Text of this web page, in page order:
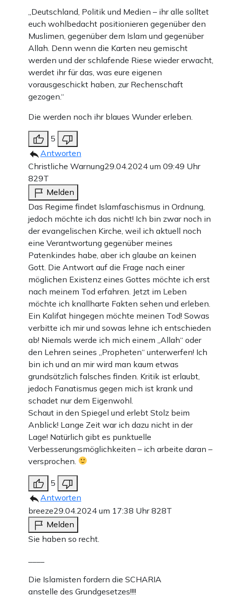
„Deutschland, Politik und Medien – ihr alle solltet
euch wohlbedacht positionieren gegenüber den
Muslimen, gegenüber dem Islam und gegenüber
Allah. Denn wenn die Karten neu gemischt
werden und der schlafende Riese wieder erwacht,
werdet ihr für das, was eure eigenen
vorausgeschickt haben, zur Rechenschaft
gezogen.“
Die werden noch ihr blaues Wunder erleben.
5
Antworten
Christliche Warnung29.04.2024 um 09:49 Uhr
829T
Melden
Das Regime findet Islamfaschismus in Ordnung,
jedoch möchte ich das nicht! Ich bin zwar noch in
der evangelischen Kirche, weil ich aktuell noch
eine Verantwortung gegenüber meines
Patenkindes habe, aber ich glaube an keinen
Gott. Die Antwort auf die Frage nach einer
möglichen Existenz eines Gottes möchte ich erst
nach meinem Tod erfahren. Jetzt im Leben
möchte ich knallharte Fakten sehen und erleben.
Ein Kalifat hingegen möchte meinen Tod! Sowas
verbitte ich mir und sowas lehne ich entschieden
ab! Niemals werde ich mich einem „Allah“ oder
den Lehren seines „Propheten“ unterwerfen! Ich
bin ich und an mir wird man kaum etwas
grundsätzlich falsches finden. Kritik ist erlaubt,
jedoch Fanatismus gegen mich ist krank und
schadet nur dem Eigenwohl.
Schaut in den Spiegel und erlebt Stolz beim
Anblick! Lange Zeit war ich dazu nicht in der
Lage! Natürlich gibt es punktuelle
Verbesserungsmöglichkeiten – ich arbeite daran –
versprochen.
5
Antworten
breeze29.04.2024 um 17:38 Uhr828T
Melden
Sie haben so recht.
Die Islamisten fordern die SCHARIA
anstelle des Grundgesetzes!!!!